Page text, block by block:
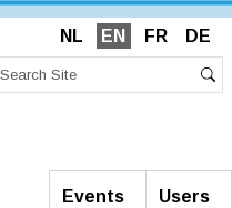
NL EN FR DE
Events Users